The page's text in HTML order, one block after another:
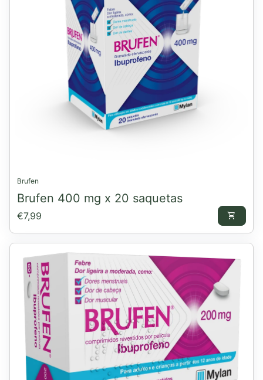
Brufen
Brufen 400 mg x 20 saquetas
Preço normal
€7,99 shopping_cart